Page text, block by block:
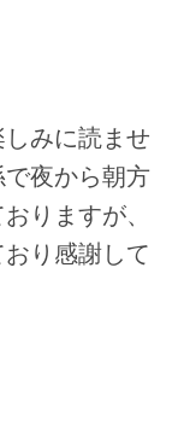
みに読ませ
夜から朝方
りますが、
り感謝して